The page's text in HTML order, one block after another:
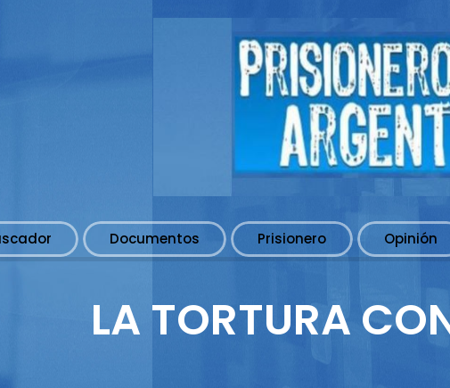
Documentos Prisionero Opinión
LA TORTURA